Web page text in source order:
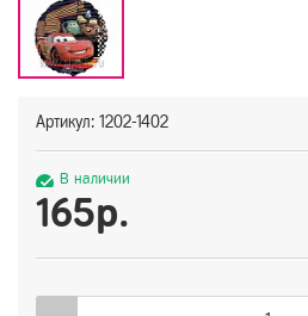
Артикул: 1202-1402
В наличии
165р.